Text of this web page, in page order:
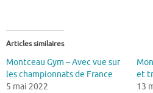
Articles similaires
Montceau Gym – Avec vue sur
les championnats de France
5 mai 2022
et
13